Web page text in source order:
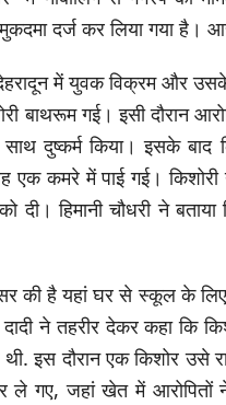
दर्ज कर लिया गया है।
में युवक विक्रम और
बाथरूम गई। इसी दौरान
साथ दुष्कर्म किया। इसके
एक कमरे में पाई गई।
दी। हिमानी चौधरी ने
की है यहां घर से स्कूल के
दादी ने तहरीर देकर कहा कि
इस दौरान एक किशोर उसे
गए, जहां खेत में आरोपितों